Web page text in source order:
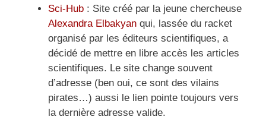
Sci-Hub : Site créé par la jeune chercheuse
Alexandra Elbakyan qui, lassée du racket
organisé par les éditeurs scientifiques, a
décidé de mettre en libre accès les articles
scientifiques. Le site change souvent
d’adresse (ben oui, ce sont des vilains
pirates…) aussi le lien pointe toujours vers
la dernière adresse valide.